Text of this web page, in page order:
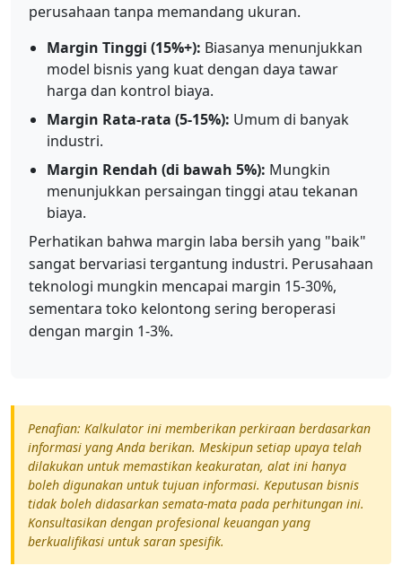
perusahaan tanpa memandang ukuran.
Margin Tinggi (15%+): Biasanya menunjukkan
model bisnis yang kuat dengan daya tawar
harga dan kontrol biaya.
Margin Rata-rata (5-15%): Umum di banyak
industri.
Margin Rendah (di bawah 5%): Mungkin
menunjukkan persaingan tinggi atau tekanan
biaya.
Perhatikan bahwa margin laba bersih yang "baik"
sangat bervariasi tergantung industri. Perusahaan
teknologi mungkin mencapai margin 15-30%,
sementara toko kelontong sering beroperasi
dengan margin 1-3%.
Penafian: Kalkulator ini memberikan perkiraan berdasarkan
informasi yang Anda berikan. Meskipun setiap upaya telah
dilakukan untuk memastikan keakuratan, alat ini hanya
boleh digunakan untuk tujuan informasi. Keputusan bisnis
tidak boleh didasarkan semata-mata pada perhitungan ini.
Konsultasikan dengan profesional keuangan yang
berkualifikasi untuk saran spesifik.